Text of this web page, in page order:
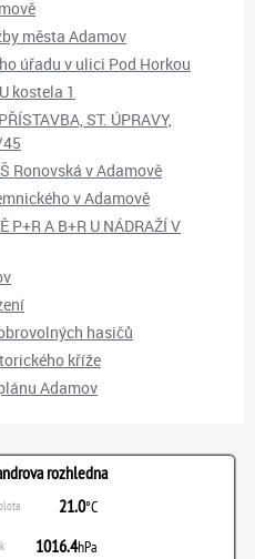
města Adamov
úřadu v ulici Pod Horkou
kostela 1
ST. ÚPRAVY,
Ronovská v Adamově
v Adamově
P+R A B+R U NÁDRAŽÍ V
hasičů
kříže
Adamov